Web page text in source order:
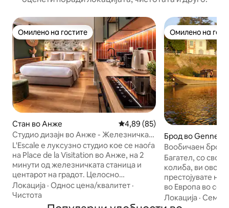
Омилено на гостите
Омилено на гостите
Стан во Анже Просечна оцена: 4,89 од 5,
4,89 (85)
Студио дизајн во Анже - Железничка
станица и центар на градот
L'Escale е луксузно студио кое се наоѓа
на Place de la Visitation во Анже, на 2
минути од железничката станица и
центарот на градот. Целосно
реновиран во тропски шик стил, нуди
кревет со големина „queen size“,
опремена кујна, модерна бања и
Локација · Однос цена/квалитет ·
Чистота
Омилено на
Омилено на
Брод во Gennes-
e
Вообичаен брод
класифициран
Багател, со
колиба, ви
престојувате на
во Европа во
На бродот или
Локација ·